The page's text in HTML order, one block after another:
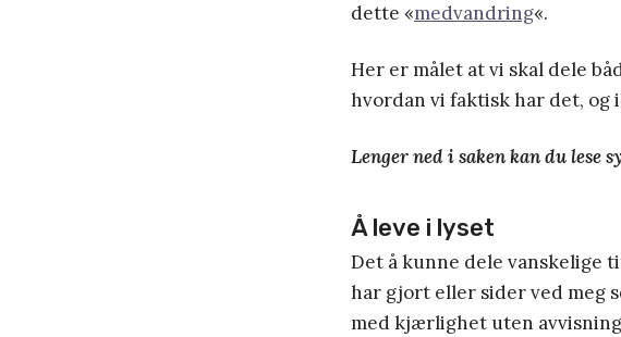
dette «medvandring«.
Her er målet at vi skal dele
hvordan vi faktisk har det, og
Lenger ned i saken kan du lese
Å leve i lyset
Det å kunne dele vanskelige
har gjort eller sider ved meg
med kjærlighet uten